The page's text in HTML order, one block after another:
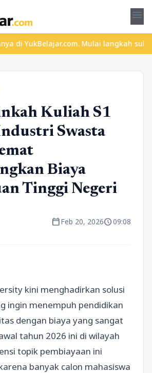
menu
Mulai langkah suksesmu hari
Kuliah S1
Swasta
Biaya
Tinggi Negeri
calendar_todayFeb 20, 2026schedule09:08
kini menghadirkan solusi
ingin menempuh pendidikan
dengan biaya yang sangat
tahun 2026 ini di wilayah
topik pembiayaan ini
banyak calon mahasiswa